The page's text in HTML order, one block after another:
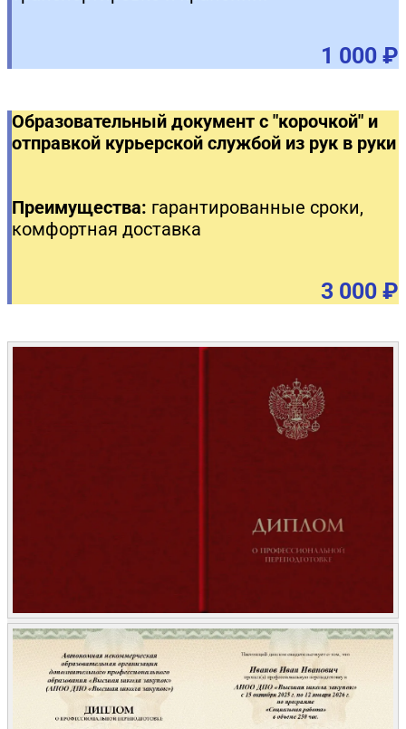
1 000 ₽
Образовательный документ с "корочкой" и
отправкой курьерской службой из рук в руки
Преимущества: гарантированные сроки,
комфортная доставка
3 000 ₽